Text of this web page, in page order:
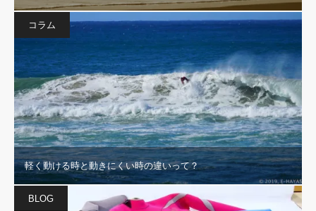
コラム
軽く動ける時と動きにくい時の違いって？
BLOG